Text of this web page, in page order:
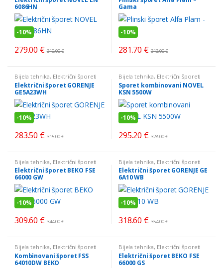
6086HN
-10%
279.00 € 310.00€
Gama
-10%
281.70 € 313.00€
Bijela tehnika, Električni šporeti
Električni šporet GORENJE
GE5A23WH
-10%
283.50 € 315.00€
Bijela tehnika, Električni šporeti
Sporet kombinovani NOVEL
KSN 5500W
-10%
295.20 € 328.00€
Bijela tehnika, Električni šporeti
Električni šporet BEKO FSE
66000 GW
-10%
309.60 € 344.00€
Bijela tehnika, Električni šporeti
Električni šporet GORENJE GE
6A10 WB
-10%
318.60 € 354.00€
Bijela tehnika, Električni šporeti
Kombinovani šporet FSS
64010DW BEKO
Bijela tehnika, Električni šporeti
Električni šporet BEKO FSE
66000 GS